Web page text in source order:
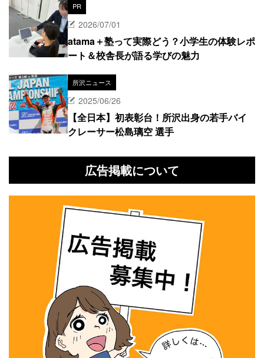
PR
2026/07/01
atama＋塾って実際どう？小学生の体験レポ
ート＆校舎長が語る学びの魅力
所沢ニュース
2025/06/26
【全日本】初表彰台！所沢出身の若手バイ
クレーサー松島璃空 選手
広告掲載について